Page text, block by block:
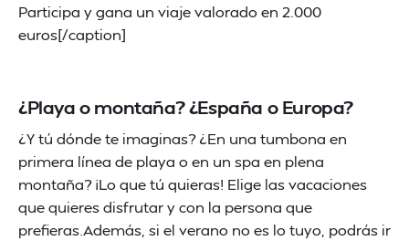
Participa y gana un viaje valorado en 2.000
euros[/caption]
¿Playa o montaña? ¿España o Europa?
¿Y tú dónde te imaginas? ¿En una tumbona en
primera línea de playa o en un spa en plena
montaña? ¡Lo que tú quieras! Elige las vacaciones
que quieres disfrutar y con la persona que
prefieras.Además, si el verano no es lo tuyo, podrás ir